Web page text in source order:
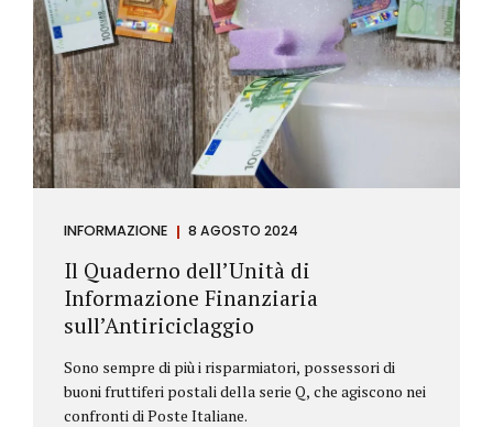
INFORMAZIONE 8 AGOSTO 2024
Il Quaderno dell’Unità di
Informazione Finanziaria
sull’Antiriciclaggio
Sono sempre di più i risparmiatori, possessori di
buoni fruttiferi postali della serie Q, che agiscono nei
confronti di Poste Italiane.